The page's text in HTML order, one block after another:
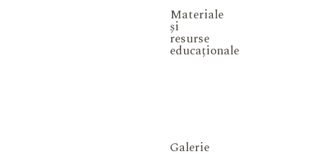
Materiale
și
resurse
educaționale
Galerie